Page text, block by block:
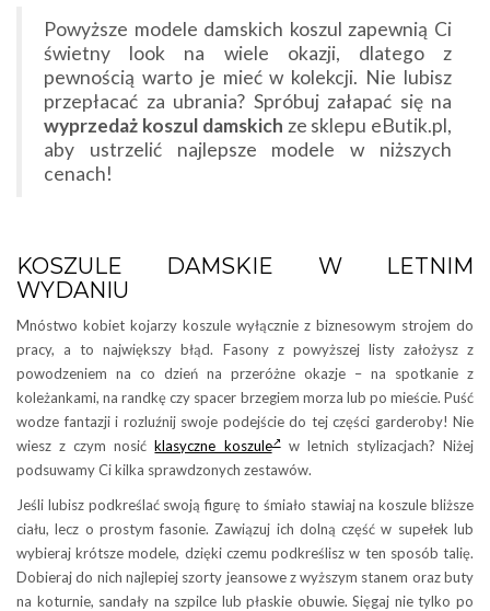
Powyższe modele damskich koszul zapewnią Ci
świetny look na wiele okazji, dlatego z
pewnością warto je mieć w kolekcji. Nie lubisz
przepłacać za ubrania? Spróbuj załapać się na
wyprzedaż koszul damskich ze sklepu eButik.pl,
aby ustrzelić najlepsze modele w niższych
cenach!
KOSZULE DAMSKIE W LETNIM
WYDANIU
Mnóstwo kobiet kojarzy koszule wyłącznie z biznesowym strojem do
pracy, a to największy błąd. Fasony z powyższej listy założysz z
powodzeniem na co dzień na przeróżne okazje – na spotkanie z
koleżankami, na randkę czy spacer brzegiem morza lub po mieście. Puść
wodze fantazji i rozluźnij swoje podejście do tej części garderoby! Nie
wiesz z czym nosićklasyczne koszule w letnich stylizacjach? Niżej
podsuwamy Ci kilka sprawdzonych zestawów.
Jeśli lubisz podkreślać swoją figurę to śmiało stawiaj na koszule bliższe
ciału, lecz o prostym fasonie. Zawiązuj ich dolną część w supełek lub
wybieraj krótsze modele, dzięki czemu podkreślisz w ten sposób talię.
Dobieraj do nich najlepiej szorty jeansowe z wyższym stanem oraz buty
na koturnie, sandały na szpilce lub płaskie obuwie. Sięgaj nie tylko po